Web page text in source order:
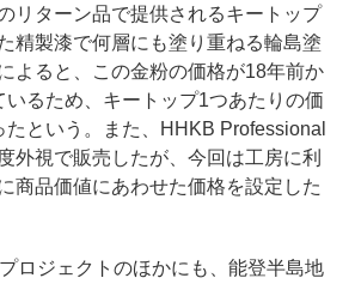
リターン品で提供されるキートップ
精製漆で何層にも塗り重ねる輪島塗
よると、この金粉の価格が18年前か
いるため、キートップ1つあたりの価
という。また、HHKB Professional
外視で販売したが、今回は工房に利
商品価値にあわせた価格を設定した
ロジェクトのほかにも、能登半島地